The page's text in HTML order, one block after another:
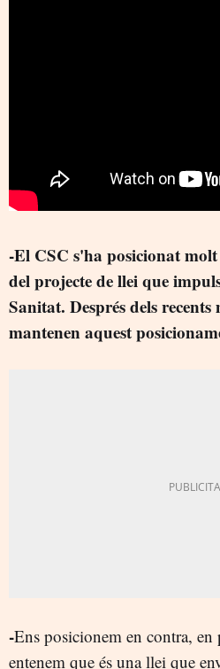
-El CSC s'ha posicionat
del projecte de llei que
Sanitat. Després dels
mantenen aquest
-Ens posicionem en contra,
entenem que és una llei que